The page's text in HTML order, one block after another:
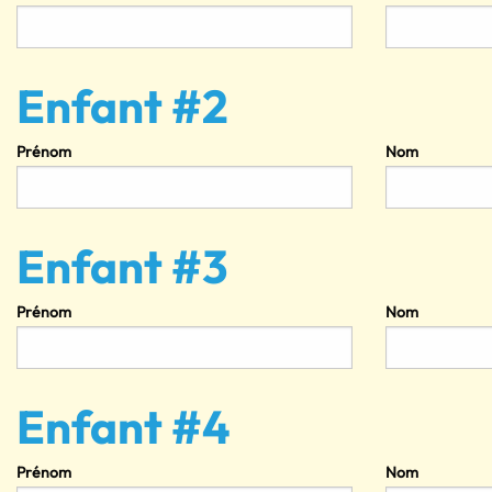
Enfant #2
Prénom Nom
Enfant #3
Prénom Nom
Enfant #4
Prénom Nom